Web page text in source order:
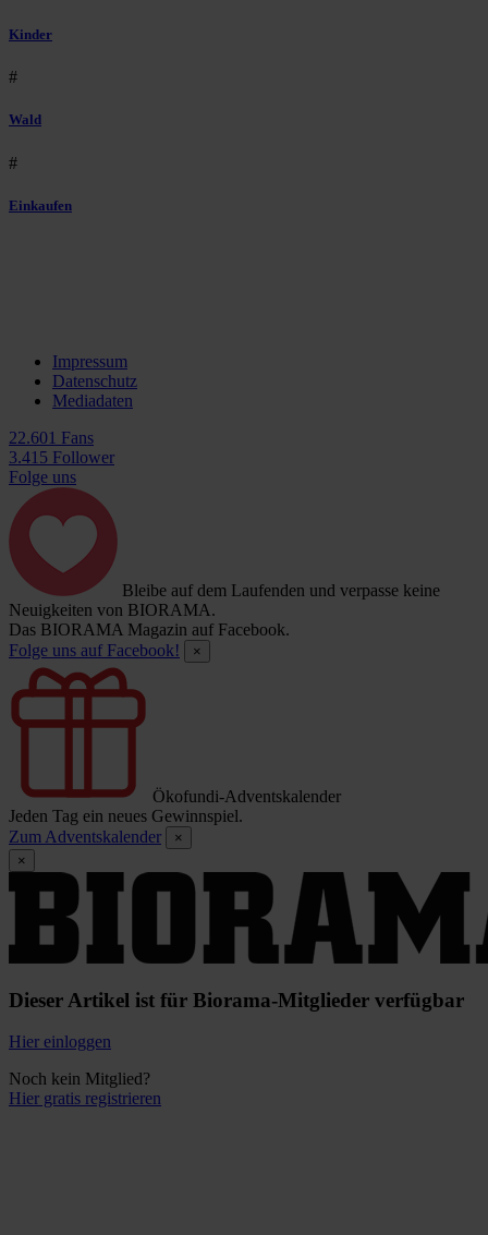
Kinder
#
Wald
#
Einkaufen
Impressum
Datenschutz
Mediadaten
22.601 Fans
3.415 Follower
Folge uns
Bleibe auf dem Laufenden und verpasse keine
Neuigkeiten von BIORAMA.
Das BIORAMA Magazin auf Facebook.
Folge uns auf Facebook!
×
Ökofundi-Adventskalender
Jeden Tag ein neues Gewinnspiel.
Zum Adventskalender
×
×
Dieser Artikel ist für Biorama-Mitglieder verfügbar
Hier einloggen
Noch kein Mitglied?
Hier gratis registrieren